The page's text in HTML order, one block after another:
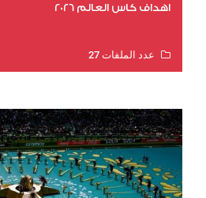
اهداف كاس العالم 2026
عدد الملفات 27